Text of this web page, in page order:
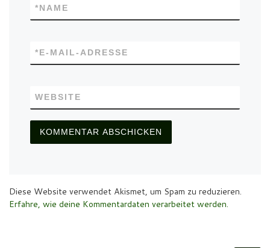
NAME
*
E-MAIL-ADRESSE
*
WEBSITE
Diese Website verwendet Akismet, um Spam zu reduzieren.
Erfahre, wie deine Kommentardaten verarbeitet werden.